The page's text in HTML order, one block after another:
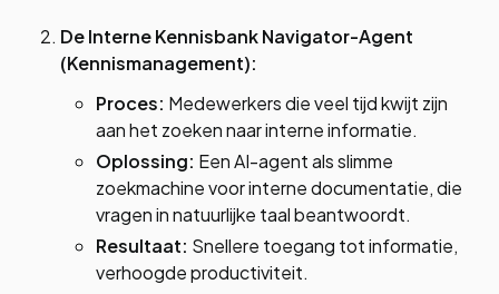
De Interne Kennisbank Navigator-Agent
(Kennismanagement):
Proces: Medewerkers die veel tijd kwijt zijn
aan het zoeken naar interne informatie.
Oplossing: Een AI-agent als slimme
zoekmachine voor interne documentatie, die
vragen in natuurlijke taal beantwoordt.
Resultaat: Snellere toegang tot informatie,
verhoogde productiviteit.